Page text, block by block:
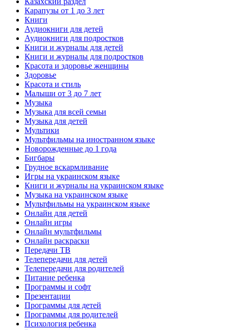
Карапузы от 1 до 3 лет
Книги
Аудиокниги для детей
Аудиокниги для подростков
Книги и журналы для детей
Книги и журналы для подростков
Красота и здоровье женщины
Здоровье
Красота и стиль
Малыши от 3 до 7 лет
Музыка
Музыка для всей семьи
Музыка для детей
Мультики
Мультфильмы на иностранном языке
Новорожденные до 1 года
Бигбары
Грудное вскармливание
Игры на украинском языке
Книги и журналы на украинском языке
Музыка на украинском языке
Мультфильмы на украинском языке
Онлайн для детей
Онлайн игры
Онлайн мультфильмы
Онлайн раскраски
Передачи ТВ
Телепередачи для детей
Телепередачи для родителей
Питание ребенка
Программы и софт
Презентации
Программы для детей
Программы для родителей
Психология ребенка